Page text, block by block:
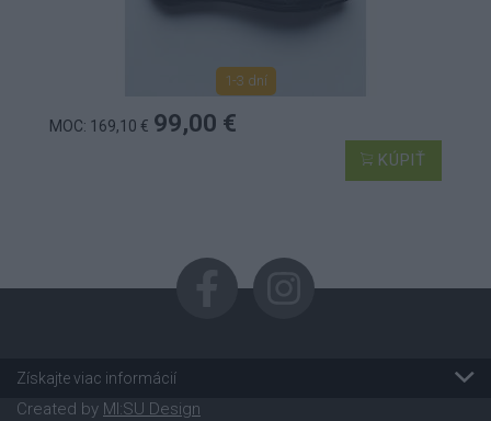
1-3 dní
MOC: 169,10 € 99,00 €
KÚPIŤ
Získajte viac informácií
Created by MI:SU Design